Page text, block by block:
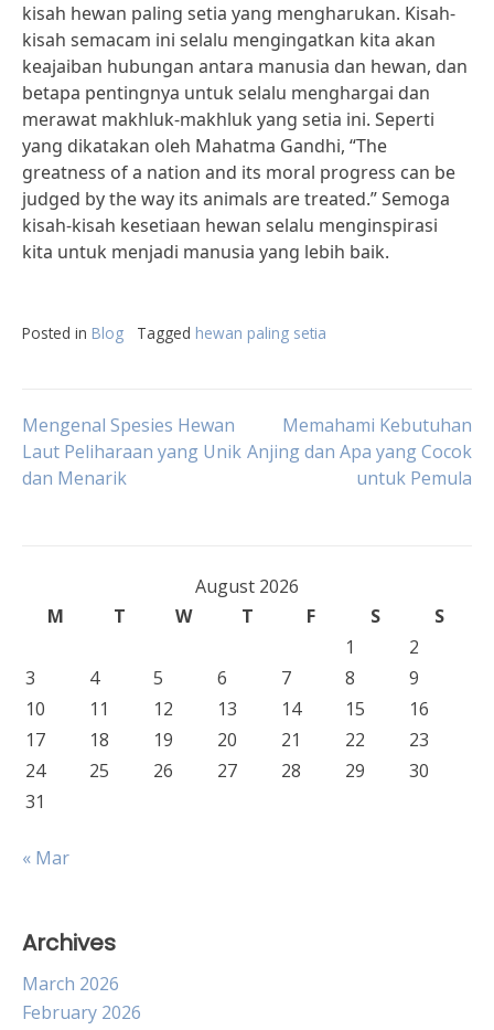
kisah hewan paling setia yang mengharukan. Kisah-
kisah semacam ini selalu mengingatkan kita akan
keajaiban hubungan antara manusia dan hewan, dan
betapa pentingnya untuk selalu menghargai dan
merawat makhluk-makhluk yang setia ini. Seperti
yang dikatakan oleh Mahatma Gandhi, “The
greatness of a nation and its moral progress can be
judged by the way its animals are treated.” Semoga
kisah-kisah kesetiaan hewan selalu menginspirasi
kita untuk menjadi manusia yang lebih baik.
Posted in Blog Tagged hewan paling setia
Post
navigation
Mengenal Spesies Hewan
Laut Peliharaan yang Unik
dan Menarik
Memahami Kebutuhan
Anjing dan Apa yang Cocok
untuk Pemula
August 2026
M
T W T F S
S
1
2
3
4 5 6 7 8
9
10
11 12 13 14 15
16
17
18 19 20 21 22
23
24
25 26 27 28 29
30
31
« Mar
Archives
March 2026
February 2026